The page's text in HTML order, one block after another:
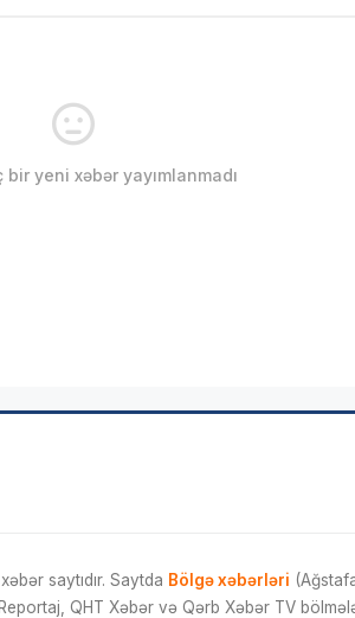
bir yeni xəbər yayımlanmadı
saytıdır. Saytda Bölgə xəbərləri
QHT Xəbər və Qərb Xəbər TV